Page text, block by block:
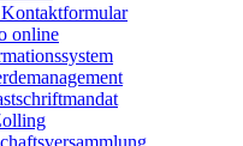
Kontaktformular
online